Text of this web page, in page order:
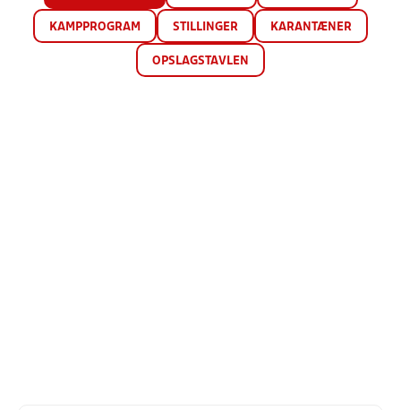
KAMPPROGRAM STILLINGER KARANTÆNER
OPSLAGSTAVLEN